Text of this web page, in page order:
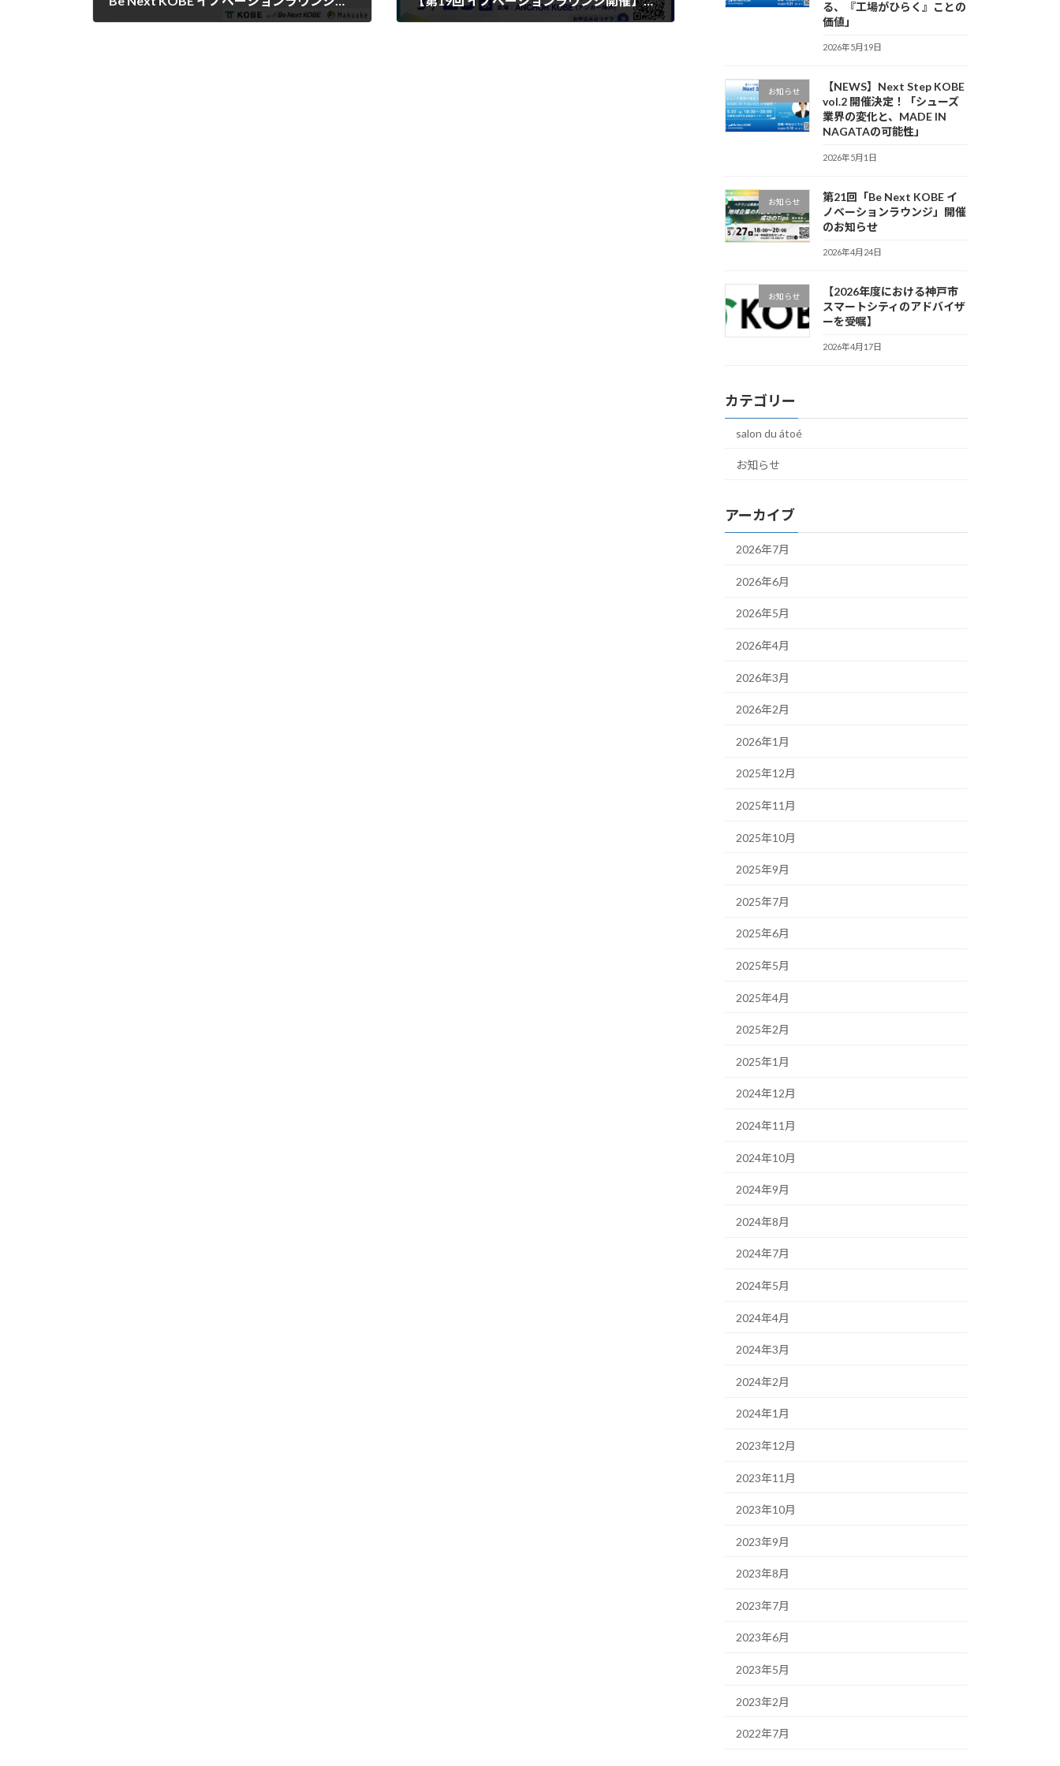
る、『工場がひらく』ことの
価値」
2026年5月19日
お知らせ
【NEWS】Next Step KOBE
vol.2 開催決定！「シューズ
業界の変化と、MADE IN
NAGATAの可能性」
2026年5月1日
お知らせ
第21回「Be Next KOBE イ
ノベーションラウンジ」開催
のお知らせ
2026年4月24日
お知らせ
【2026年度における神戸市
スマートシティのアドバイザ
ーを受嘱】
2026年4月17日
カテゴリー
salon du átoé
お知らせ
アーカイブ
2026年7月
2026年6月
2026年5月
2026年4月
2026年3月
2026年2月
2026年1月
2025年12月
2025年11月
2025年10月
2025年9月
2025年7月
2025年6月
2025年5月
2025年4月
2025年2月
2025年1月
2024年12月
2024年11月
2024年10月
2024年9月
2024年8月
2024年7月
2024年5月
2024年4月
2024年3月
2024年2月
2024年1月
2023年12月
2023年11月
2023年10月
2023年9月
2023年8月
2023年7月
2023年6月
2023年5月
2023年2月
2022年7月